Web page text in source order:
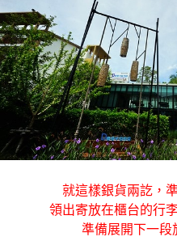
就這樣銀貨兩訖，
領出寄放在櫃台的行
準備展開下一段